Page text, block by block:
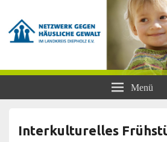
Netzwerk gegen
Frauen- und Kinderschutzhaus Diepholz,
Mädchen, BISS
Menü
Interkulturelles